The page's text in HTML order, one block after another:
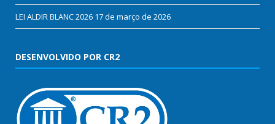
LEI ALDIR BLANC 2026 17 de março de 2026
DESENVOLVIDO POR CR2